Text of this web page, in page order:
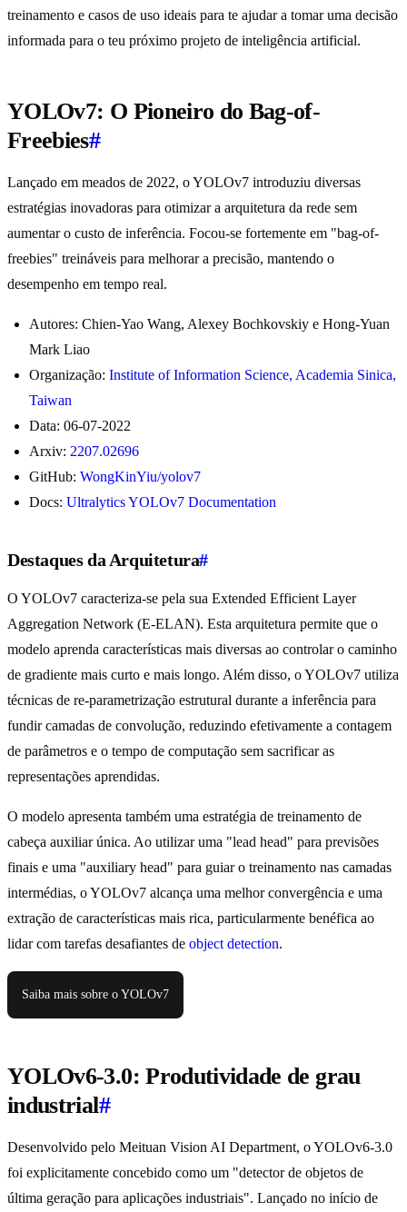
treinamento e casos de uso ideais para te ajudar a tomar uma decisão
informada para o teu próximo projeto de inteligência artificial.
YOLOv7: O Pioneiro do Bag-of-
Freebies#
Lançado em meados de 2022, o YOLOv7 introduziu diversas
estratégias inovadoras para otimizar a arquitetura da rede sem
aumentar o custo de inferência. Focou-se fortemente em "bag-of-
freebies" treináveis para melhorar a precisão, mantendo o
desempenho em tempo real.
Autores: Chien-Yao Wang, Alexey Bochkovskiy e Hong-Yuan
Mark Liao
Organização: Institute of Information Science, Academia Sinica,
Taiwan
Data: 06-07-2022
Arxiv: 2207.02696
GitHub: WongKinYiu/yolov7
Docs: Ultralytics YOLOv7 Documentation
Destaques da Arquitetura#
O YOLOv7 caracteriza-se pela sua Extended Efficient Layer
Aggregation Network (E-ELAN). Esta arquitetura permite que o
modelo aprenda características mais diversas ao controlar o caminho
de gradiente mais curto e mais longo. Além disso, o YOLOv7 utiliza
técnicas de re-parametrização estrutural durante a inferência para
fundir camadas de convolução, reduzindo efetivamente a contagem
de parâmetros e o tempo de computação sem sacrificar as
representações aprendidas.
O modelo apresenta também uma estratégia de treinamento de
cabeça auxiliar única. Ao utilizar uma "lead head" para previsões
finais e uma "auxiliary head" para guiar o treinamento nas camadas
intermédias, o YOLOv7 alcança uma melhor convergência e uma
extração de características mais rica, particularmente benéfica ao
lidar com tarefas desafiantes de object detection.
Saiba mais sobre o YOLOv7
YOLOv6-3.0: Produtividade de grau
industrial#
Desenvolvido pelo Meituan Vision AI Department, o YOLOv6-3.0
foi explicitamente concebido como um "detector de objetos de
última geração para aplicações industriais". Lançado no início de